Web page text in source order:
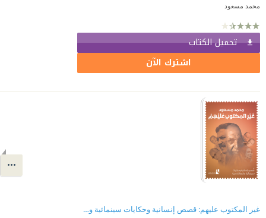
محمد مسعود
تحميل الكتاب
اشترك الآن
غير المكتوب عليهم: قصص إنسانية وحكايات سينمائية وشهادات حية